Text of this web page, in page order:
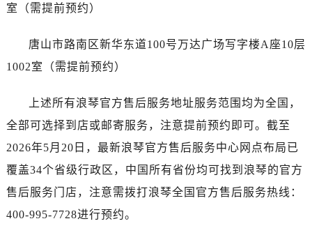
广东省清远市清城区湖西路浪琴售后服务中心（需提前预约）
广东省韶关市武江区芙蓉新区与老城中心交汇处浪琴售后服务中心（需提前预约）
广东省深圳市罗湖区深南东路5001号华润大厦17层1701室浪琴售后服务中心（需提前预约）
广东省阳江市江城区东风一路浪琴售后服务中心（需提前预约）
广东省肇庆市端州区信安大道与砚都大道交汇处浪琴售后服务中心（需提前预约）
室（需提前预约）
唐山市路南区新华东道100号万达广场写字楼A座10层
1002室（需提前预约）
上述所有浪琴官方售后服务地址服务范围均为全国，
全部可选择到店或邮寄服务，注意提前预约即可。截至
2026年5月20日，最新浪琴官方售后服务中心网点布局已
覆盖34个省级行政区，中国所有省份均可找到浪琴的官方
售后服务门店，注意需拨打浪琴全国官方售后服务热线：
400-995-7728进行预约。